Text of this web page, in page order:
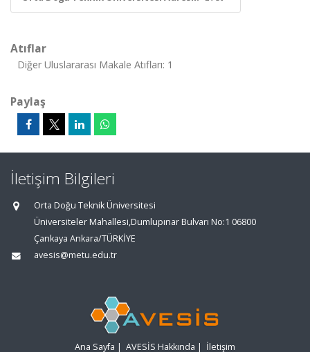
Atıflar
Diğer Uluslararası Makale Atıfları: 1
Paylaş
İletişim Bilgileri
Orta Doğu Teknik Üniversitesi
Üniversiteler Mahallesi,Dumlupınar Bulvarı No:1 06800
Çankaya Ankara/TÜRKİYE
avesis@metu.edu.tr
Ana Sayfa | AVESİS Hakkında | İletişim